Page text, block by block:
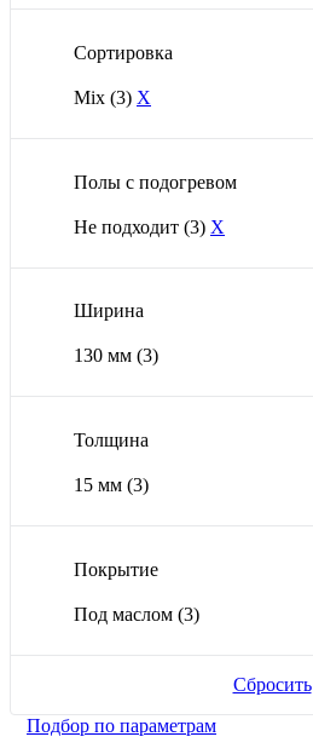
Сортировка
Mix (3) X
Полы с подогревом
Не подходит (3) X
Ширина
130 мм (3)
Толщина
15 мм (3)
Покрытие
Под маслом (3)
Сбросить
Подбор по параметрам